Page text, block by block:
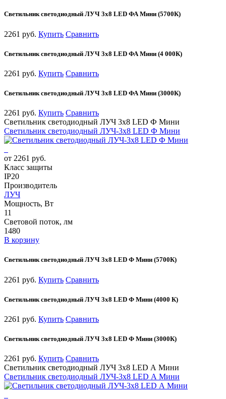
Светильник светодиодный ЛУЧ 3х8 LED ФА Мини (5700К)
2261 руб. Купить Сравнить
Светильник светодиодный ЛУЧ 3х8 LED ФА Мини (4 000К)
2261 руб. Купить Сравнить
Светильник светодиодный ЛУЧ 3х8 LED ФА Мини (3000К)
2261 руб. Купить Сравнить
Светильник светодиодный ЛУЧ 3х8 LED Ф Мини
Светильник светодиодный ЛУЧ-3х8 LED Ф Мини
от 2261 руб.
Класс защиты
IP20
Производитель
ЛУЧ
Мощность, Вт
11
Световой поток, лм
1480
В корзину
Светильник светодиодный ЛУЧ 3х8 LED Ф Мини (5700К)
2261 руб. Купить Сравнить
Светильник светодиодный ЛУЧ 3х8 LED Ф Мини (4000 К)
2261 руб. Купить Сравнить
Светильник светодиодный ЛУЧ 3х8 LED Ф Мини (3000К)
2261 руб. Купить Сравнить
Светильник светодиодный ЛУЧ 3х8 LED А Мини
Светильник светодиодный ЛУЧ-3х8 LED А Мини